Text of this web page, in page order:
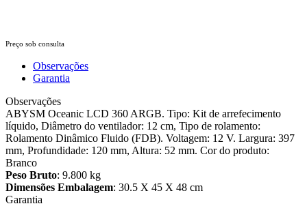
Preço sob consulta
Observações
Garantia
Observações
ABYSM Oceanic LCD 360 ARGB. Tipo: Kit de arrefecimento
líquido, Diâmetro do ventilador: 12 cm, Tipo de rolamento:
Rolamento Dinâmico Fluido (FDB). Voltagem: 12 V. Largura: 397
mm, Profundidade: 120 mm, Altura: 52 mm. Cor do produto:
Branco
Peso Bruto: 9.800 kg
Dimensões Embalagem: 30.5 X 45 X 48 cm
Garantia